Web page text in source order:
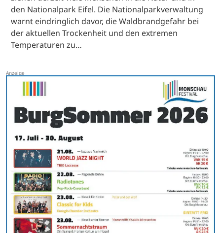
den Nationalpark Eifel. Die Nationalparkverwaltung
warnt eindringlich davor, die Waldbrandgefahr bei
der aktuellen Trockenheit und den extremen
Temperaturen zu…